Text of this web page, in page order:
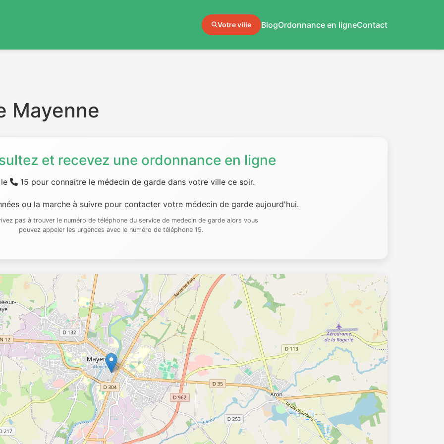
Votre ville BlogOrdonnance en ligneContact
Mayenne
et recevez une ordonnance en ligne
15 pour connaitre le médecin de garde dans votre ville ce soir.
ou la marche à suivre pour contacter votre médecin de garde aujourd'hui.
pas à trouver le numéro de téléphone du service de medecin de garde alors vous
pouvez appeler les urgences avec le numéro de téléphone 15.